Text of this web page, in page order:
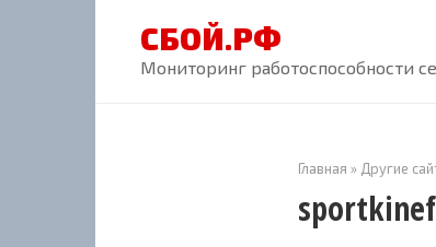
СБОЙ.РФ
Мониторинг работоспособности
Главная » Другие